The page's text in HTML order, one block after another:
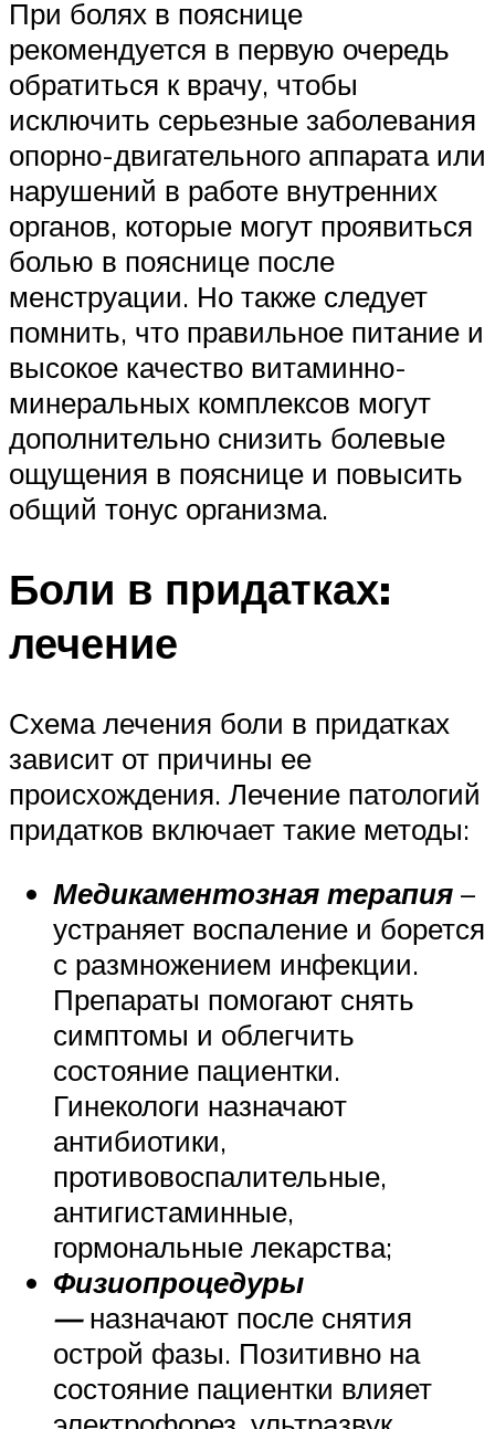
При болях в пояснице
рекомендуется в первую очередь
обратиться к врачу, чтобы
исключить серьезные заболевания
опорно-двигательного аппарата или
нарушений в работе внутренних
органов, которые могут проявиться
болью в пояснице после
менструации. Но также следует
помнить, что правильное питание и
высокое качество витаминно-
минеральных комплексов могут
дополнительно снизить болевые
ощущения в пояснице и повысить
общий тонус организма.
Боли в придатках:
лечение
Схема лечения боли в придатках
зависит от причины ее
происхождения. Лечение патологий
придатков включает такие методы:
Медикаментозная терапия –
устраняет воспаление и борется
с размножением инфекции.
Препараты помогают снять
симптомы и облегчить
состояние пациентки.
Гинекологи назначают
антибиотики,
противовоспалительные,
антигистаминные,
гормональные лекарства;
Физиопроцедуры
—назначают после снятия
острой фазы. Позитивно на
состояние пациентки влияет